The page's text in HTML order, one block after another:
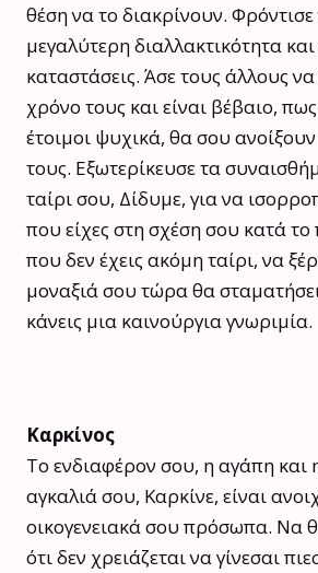
θέση να το διακρίνουν. Φρόντισε
μεγαλύτερη διαλλακτικότητα και
καταστάσεις. Άσε τους άλλους
χρόνο τους και είναι βέβαιο,
έτοιμοι ψυχικά, θα σου
τους. Εξωτερίκευσε τα
ταίρι σου, Δίδυμε, για να
που είχες στη σχέση σου κατά
που δεν έχεις ακόμη ταίρι, να
μοναξιά σου τώρα θα
κάνεις μια καινούργια γνωριμία.
Καρκίνος
Το ενδιαφέρον σου, η αγάπη και
αγκαλιά σου, Καρκίνε, είναι
οικογενειακά σου πρόσωπα. Να
ότι δεν χρειάζεται να γίνεσαι